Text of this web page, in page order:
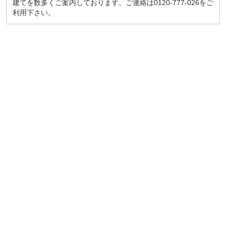
建てを数多くご案内しております。ご連絡は0120-777-026をご
利用下さい。